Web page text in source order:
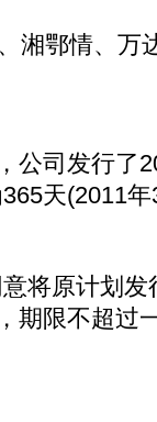
鄂情、万
司发行了
天(2011
原计划发
期限不超过